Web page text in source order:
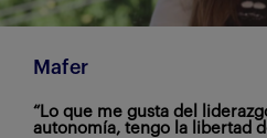
Mafer
“Lo que me gusta del
autonomía, tengo la libertad